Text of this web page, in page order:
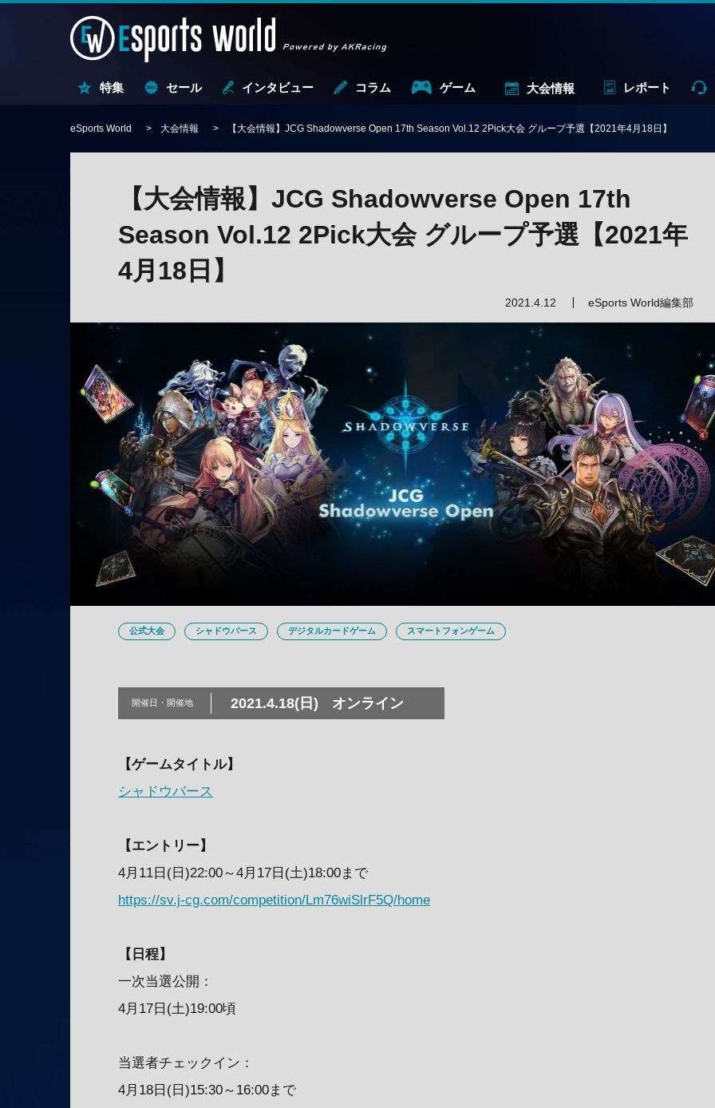
特集 セール インタビュー コラム ゲーム 大会情報 レポート
eSports World 大会情報 【大会情報】JCG Shadowverse Open 17th Season Vol.12 2Pick大会 グループ予選【2021年4月18日】
【大会情報】JCG Shadowverse Open 17th
Season Vol.12 2Pick大会 グループ予選【2021年
4月18日】
2021.4.12 eSports World編集部
公式大会 シャドウバース デジタルカードゲーム スマートフォンゲーム
開催日・ 開催地 2021.4.18(日) オンライン
【ゲームタイトル】
シャドウバース
【エントリー】
4月11日(日)22:00～4月17日(土)18:00まで
https://sv.j-cg.com/competition/Lm76wiSlrF5Q/home
【日程】
一次当選公開：
4月17日(土)19:00頃
当選者チェックイン：
4月18日(日)15:30～16:00まで